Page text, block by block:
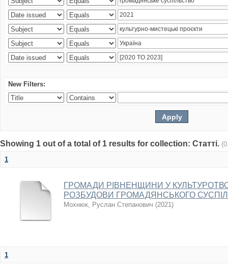
New Filters:
Showing 1 out of a total of 1 results for collection: Статті.
1
ГРОМАДИ РІВНЕНЩИНИ У
РОЗБУДОВИ ГРОМАДЯНСЬКОГО
Мохнюк, Руслан Степанович (2021)
1